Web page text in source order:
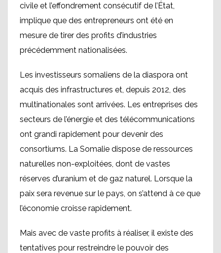
civile et l’effondrement consécutif de l’État,
implique que des entrepreneurs ont été en
mesure de tirer des profits d’industries
précédemment nationalisées.
Les investisseurs somaliens de la diaspora ont
acquis des infrastructures et, depuis 2012, des
multinationales sont arrivées. Les entreprises des
secteurs de l’énergie et des télécommunications
ont grandi rapidement pour devenir des
consortiums. La Somalie dispose de ressources
naturelles non-exploitées, dont de vastes
réserves d’uranium et de gaz naturel. Lorsque la
paix sera revenue sur le pays, on s’attend à ce que
l’économie croisse rapidement.
Mais avec de vaste profits à réaliser, il existe des
tentatives pour restreindre le pouvoir des